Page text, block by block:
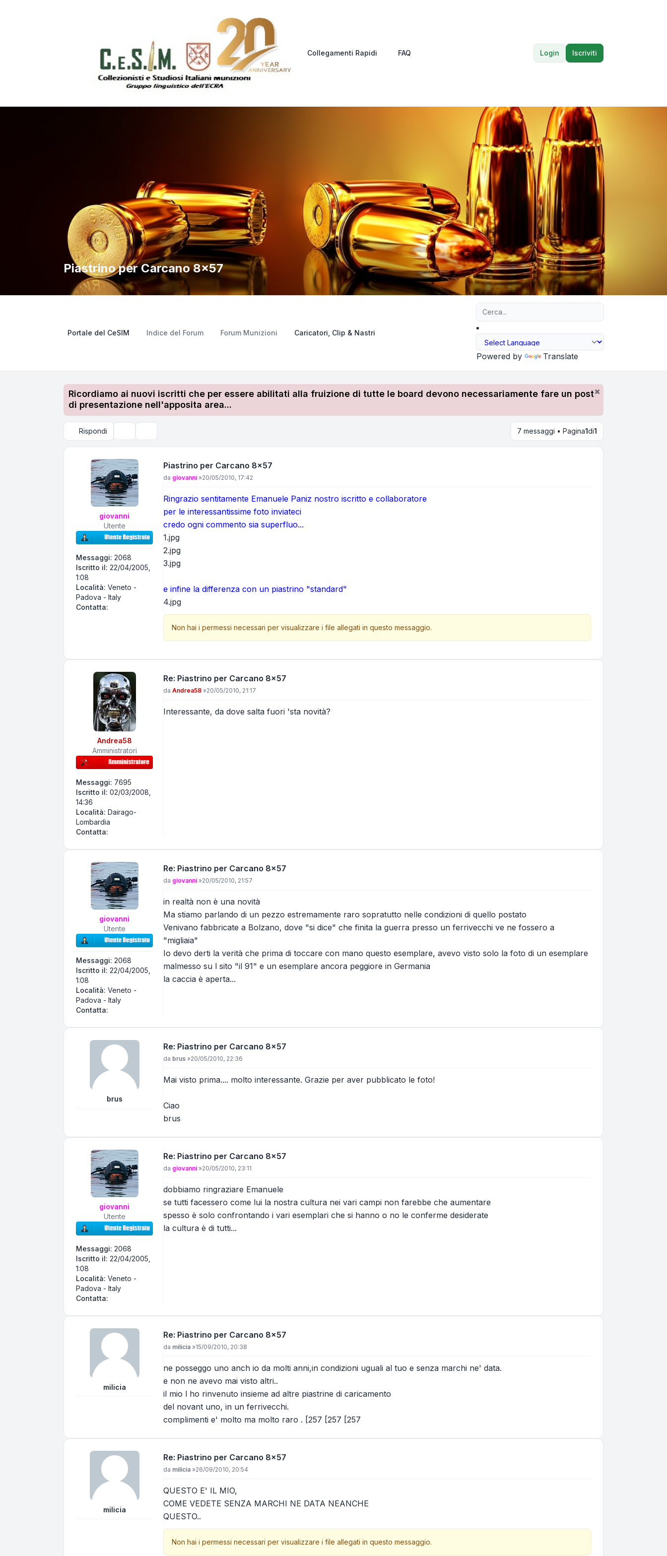
Collegamenti Rapidi FAQ Login Iscriviti
Piastrino per Carcano 8x57
Portale del CeSIM Indice del Forum Forum Munizioni Caricatori, Clip & Nastri
Powered by Translate
Ricordiamo ai nuovi iscritti che per essere abilitati alla fruizione di tutte le board devono necessariamente fare un post
di presentazione nell'apposita area...
Rispondi 7 messaggi • Pagina1di1
giovanni
Utente
Messaggi: 2068
Iscritto il: 22/04/2005,
1:08
Località: Veneto -
Padova - Italy
Contatta:
Contatta giovanni
Piastrino per Carcano 8x57
Messaggio
da giovanni »20/05/2010, 17:42
Ringrazio sentitamente Emanuele Paniz nostro iscritto e collaboratore
per le interessantissime foto inviateci
credo ogni commento sia superfluo...
1.jpg
2.jpg
3.jpg
e infine la differenza con un piastrino "standard"
4.jpg
Non hai i permessi necessari per visualizzare i file allegati in questo messaggio.
Andrea58
Amministratori
Messaggi: 7695
Iscritto il: 02/03/2008,
14:36
Località: Dairago-
Lombardia
Contatta:
Re: Piastrino per Carcano 8x57
Messaggio
da Andrea58 »20/05/2010, 21:17
Interessante, da dove salta fuori 'sta novità?
giovanni
Utente
Messaggi: 2068
Iscritto il: 22/04/2005,
1:08
Località: Veneto -
Padova - Italy
Contatta:
Re: Piastrino per Carcano 8x57
Messaggio
da giovanni »20/05/2010, 21:57
in realtà non è una novità
Ma stiamo parlando di un pezzo estremamente raro sopratutto nelle condizioni di quello postato
Venivano fabbricate a Bolzano, dove "si dice" che finita la guerra presso un ferrivecchi ve ne fossero a
"migliaia"
Io devo derti la verità che prima di toccare con mano questo esemplare, avevo visto solo la foto di un esemplare
malmesso su l sito "il 91" e un esemplare ancora peggiore in Germania
la caccia è aperta...
brus
Re: Piastrino per Carcano 8x57
Messaggio
da brus »20/05/2010, 22:36
Mai visto prima.... molto interessante. Grazie per aver pubblicato le foto!
Ciao
brus
giovanni
Utente
Messaggi: 2068
Iscritto il: 22/04/2005,
1:08
Località: Veneto -
Padova - Italy
Contatta:
Re: Piastrino per Carcano 8x57
Messaggio
da giovanni »20/05/2010, 23:11
dobbiamo ringraziare Emanuele
se tutti facessero come lui la nostra cultura nei vari campi non farebbe che aumentare
spesso è solo confrontando i vari esemplari che si hanno o no le conferme desiderate
la cultura è di tutti...
milicia
Re: Piastrino per Carcano 8x57
Messaggio
da milicia »15/09/2010, 20:38
ne posseggo uno anch io da molti anni,in condizioni uguali al tuo e senza marchi ne' data.
e non ne avevo mai visto altri..
il mio l ho rinvenuto insieme ad altre piastrine di caricamento
del novant uno, in un ferrivecchi.
complimenti e' molto ma molto raro . [257 [257 [257
milicia
Re: Piastrino per Carcano 8x57
Messaggio
da milicia »26/09/2010, 20:54
QUESTO E' IL MIO,
COME VEDETE SENZA MARCHI NE DATA NEANCHE
QUESTO..
Non hai i permessi necessari per visualizzare i file allegati in questo messaggio.